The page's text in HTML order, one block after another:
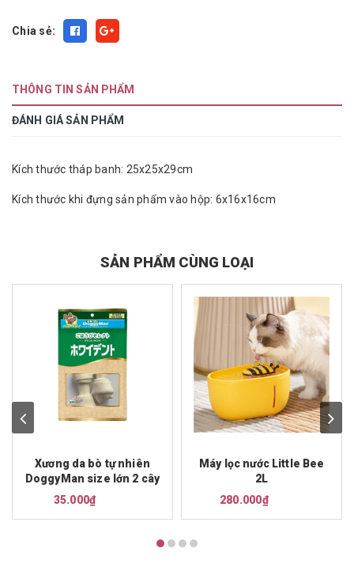
Chia sẻ:
THÔNG TIN SẢN PHẨM
ĐÁNH GIÁ SẢN PHẨM
Kích thước tháp banh: 25x25x29cm
Kích thước khi đựng sản phẩm vào hộp: 6x16x16cm
SẢN PHẨM CÙNG LOẠI
Xương da bò tự nhiên
DoggyMan size lớn 2 cây
35.000₫
Máy lọc nước Little Bee
2L
280.000₫